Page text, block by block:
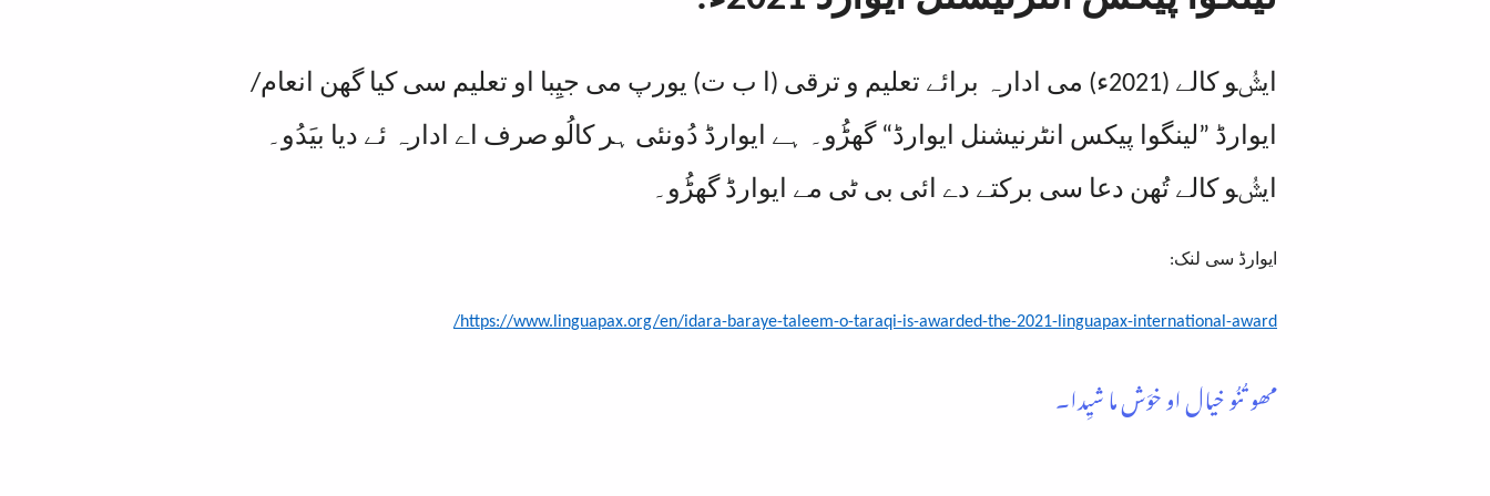
ایݜُو کالے (2021ء) می ادارہ برائے تعلیم و ترقی (ا ب ت) یورپ می جیِبا او تعلیم سی کیا گھن انعام/
ایوارڈ ”لینگوا پیکس انٹرنیشنل ایوارڈ“ گھڑُو۔ ہے ایوارڈ دُونئی ہر کالُو صرف اے ادارہ ئے دیا بیَدُو۔
ایݜُو کالے تُھن دعا سی برکتے دے ائی بی ٹی مے ایوارڈ گھڑُو۔
ایوارڈ سی لنک:
https://www.linguapax.org/en/idara-baraye-taleem-o-taraqi-is-awarded-the-2021-linguapax-international-award/
مھو تُنُو خیال او خوَش ما شیِدا۔